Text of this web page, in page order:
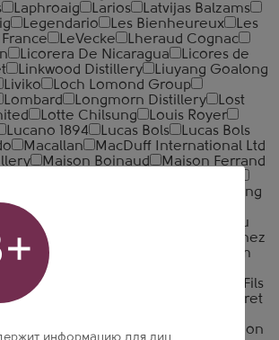
Laphroaig Larios
Latvijas Balzams
Legendario Les Bienheureux
Les
LeVecke
Lheraud Cognac
Licorera De Nicaragua
Licores de
Linkwood Distillery
Liuyang Goalong
Liviko
Loch Lomond Group
Lombard Longmorn Distillery
Lost
Lotte Chilsung
Louis Royer
Lucano 1894 Lucas Bols
Lucas Bols
Macallan
MacDuff International Ltd
Maison Boinaud
Maison Ferrand
Mallows Bottling
MAP Company
Mars Shinshu
Miller's
Massenez
Shoten
Matusalem
Cognac
d'Altavilla
Menard & Fils
Mey Alkollu Ickiler Sanayii ve Ticaret
Beverages
Millesimes & Tradition
информацию для лиц